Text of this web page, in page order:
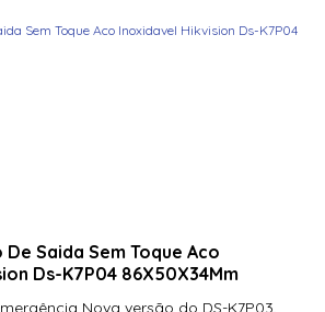
Saida Sem Toque Aco
Ds-K7P04 86X50X34Mm
Nova versão do DS-K7P03,